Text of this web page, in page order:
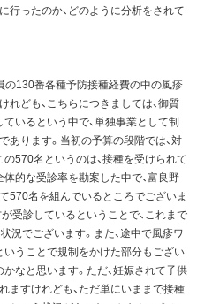
行ったのか、どのように分析をされて
の130番各種予防接種経費の中の風疹
ども、こちらにつきましては、御質
いるという中で、単独事業として制
あります。当初の予算の段階では、対
570名というのは、接種を受けられて
的な受診率を勘案した中で、富良野
570名を組んでいるところでございま
受診しているということで、これまで
況でございます。また、途中で風疹ワ
いうことで規制をかけた部分もござい
なと思います。ただ、妊娠されて子供
ますけれども、ただ単にいままで接種